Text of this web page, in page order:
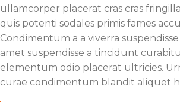
ullamcorper placerat cras cras
quis potenti sodales primis fames
Condimentum a a viverra
amet suspendisse a tincidunt
elementum odio placerat ultricies.
curae condimentum blandit aliquet